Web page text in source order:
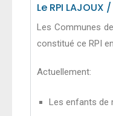
Le RPI LAJOUX
Les Communes
constitué ce RPI
Actuellement:
Les enfants de